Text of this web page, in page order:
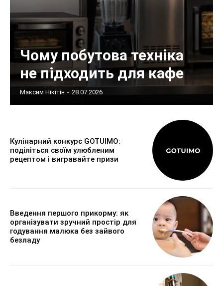
Чому побутова техніка
не підходить для кафе
Максим Нікітін - 28.07.2026
Кулінарний конкурс GOTUIMO:
поділіться своїм улюбленим
рецептом і вигравайте призи
Введення першого прикорму: як
організувати зручний простір для
годування малюка без зайвого
безладу